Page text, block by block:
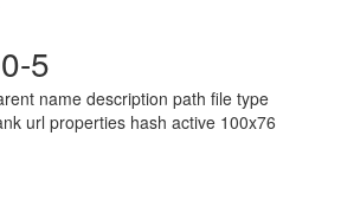
5
name description path file type
url properties hash active 100x76